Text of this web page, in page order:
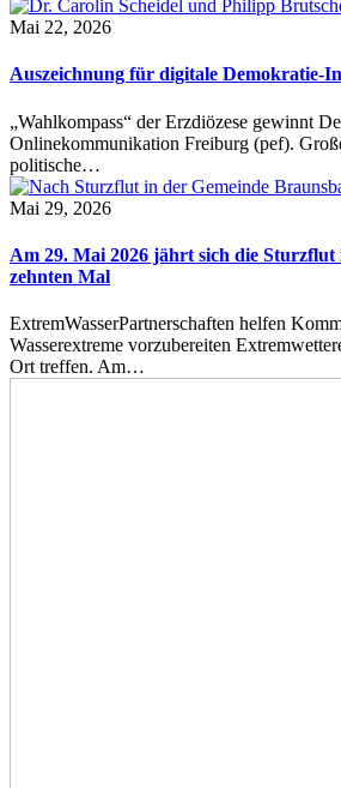
Mai 22, 2026
Auszeichnung für digitale Demokratie-
„Wahlkompass“ der Erzdiözese gewinnt
Onlinekommunikation Freiburg (pef).
politische…
Mai 29, 2026
Am 29. Mai 2026 jährt sich die
zehnten Mal
ExtremWasserPartnerschaften helfen
Wasserextreme vorzubereiten
Ort treffen. Am…